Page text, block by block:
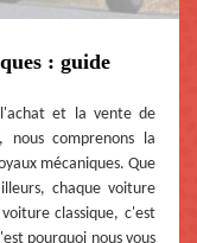
: guide
et la vente de
nous comprenons la
mécaniques. Que
chaque voiture
classique, c'est
pourquoi nous vous